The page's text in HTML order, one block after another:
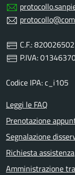
C.F.:
P.IVA:
Codice IPA: c_i105
Leggi le FAQ
Prenotazione
Segnalazione
Richiesta assistenza
Amministrazione